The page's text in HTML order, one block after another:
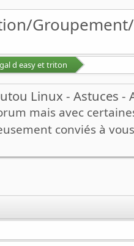
d easy et triton
Linux - Astuces -
mais avec
conviés à